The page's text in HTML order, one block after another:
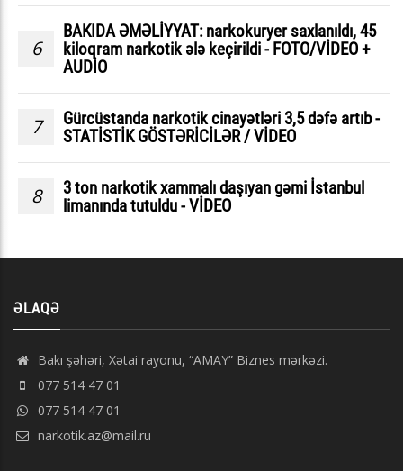
6
BAKIDA ƏMƏLİYYAT: narkokuryer saxlanıldı, 45
kiloqram narkotik ələ keçirildi - FOTO/VİDEO +
AUDİO
7
Gürcüstanda narkotik cinayətləri 3,5 dəfə artıb -
STATİSTİK GÖSTƏRİCİLƏR / VİDEO
8
3 ton narkotik xammalı daşıyan gəmi İstanbul
limanında tutuldu - VİDEO
ƏLAQƏ
Bakı şəhəri, Xətai rayonu, “AMAY” Biznes mərkəzi.
077 514 47 01
077 514 47 01
narkotik.az@mail.ru